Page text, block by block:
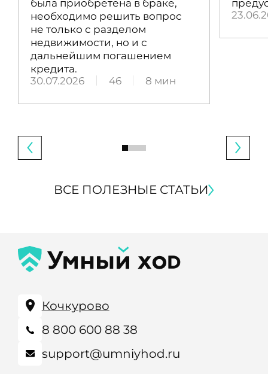
была приобретена в браке,
необходимо решить вопрос
не только с разделом
недвижимости, но и с
дальнейшим погашением
кредита.
30.07.2026
46 8 мин
ВСЕ ПОЛЕЗНЫЕ СТАТЬИ
Кочкурово
8 800 600 88 38
support@umniyhod.ru